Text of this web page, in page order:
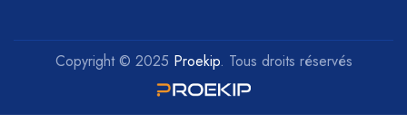
Copyright © 2025 Proekip. Tous droits réservés